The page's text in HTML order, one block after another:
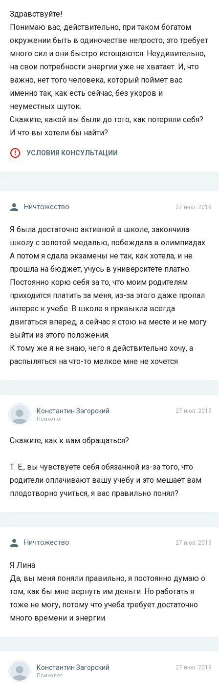
Здравствуйте!
Понимаю вас, действительно, при таком богатом
окружении быть в одиночестве непросто, это требует
много сил и они быстро истощаются. Неудивительно,
на свои потребности энергии уже не хватает. И, что
важно, нет того человека, который поймет вас
именно так, как есть сейчас, без укоров и
неуместных шуток.
Скажите, какой вы были до того, как потеряли себя?
И что вы хотели бы найти?
УСЛОВИЯ КОНСУЛЬТАЦИИ
27 июл. 2019
Ничтожество
Я была достаточно активной в школе, закончила
школу с золотой медалью, побеждала в олимпиадах.
А потом я сдала экзамены не так, как хотела, и не
прошла на бюджет, учусь в университете платно.
Постоянно корю себя за то, что моим родителям
приходится платить за меня, из-за этого даже пропал
интерес к учебе. В школе я привыкла всегда
двигаться вперед, а сейчас я стою на месте и не могу
выйти из этого положения.
К тому же я не знаю, чего я действительно хочу, а
распыляться на что-то мелкое мне не хочется
27 июл. 2019
Константин Загорский
Психолог
Скажите, как к вам обращаться?
Т. Е., вы чувствуете себя обязанной из-за того, что
родители оплачивают вашу учебу и это мешает вам
плодотворно учиться, я вас правильно понял?
27 июл. 2019
Ничтожество
Я Лина
Да, вы меня поняли правильно, я постоянно думаю о
том, как бы мне вернуть им деньги. Но работать я
тоже не могу, потому что учеба требует достаточно
много времени и энергии.
27 июл. 2019
Константин Загорский
Психолог